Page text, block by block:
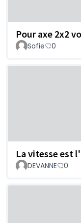
Pour axe 2x2
Sofie 0
La vitesse est
DEVANNE 0